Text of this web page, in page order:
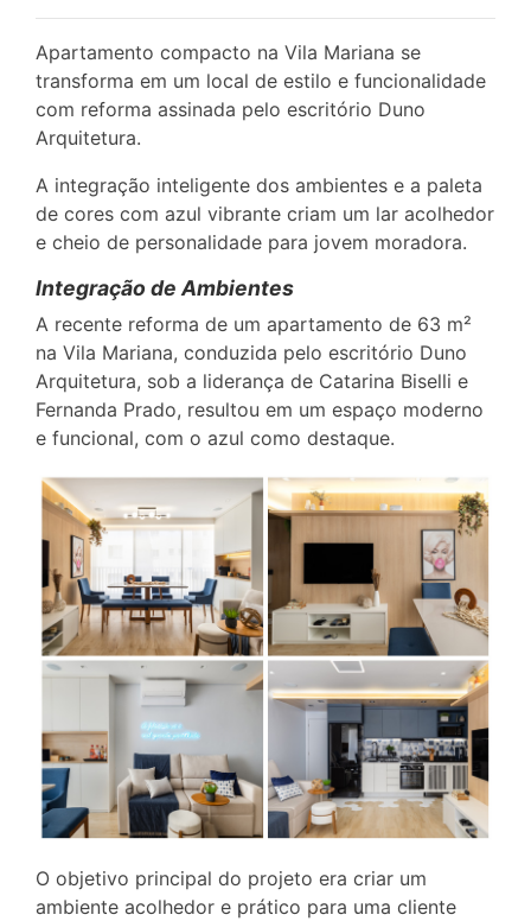
Apartamento compacto na Vila Mariana se
transforma em um local de estilo e funcionalidade
com reforma assinada pelo escritório Duno
Arquitetura.
A integração inteligente dos ambientes e a paleta
de cores com azul vibrante criam um lar acolhedor
e cheio de personalidade para jovem moradora.
Integração de Ambientes
A recente reforma de um apartamento de 63 m²
na Vila Mariana, conduzida pelo escritório Duno
Arquitetura, sob a liderança de Catarina Biselli e
Fernanda Prado, resultou em um espaço moderno
e funcional, com o azul como destaque.
O objetivo principal do projeto era criar um
ambiente acolhedor e prático para uma cliente